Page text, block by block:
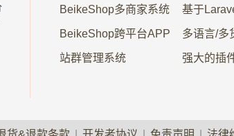
BeikeShop多商家系统
BeikeShop跨平台APP
站群管理系统
基于
多语言/多
强大的插